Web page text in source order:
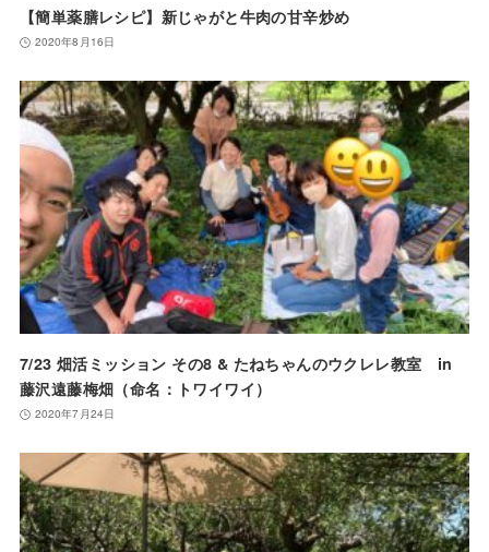
【簡単薬膳レシピ】新じゃがと牛肉の甘辛炒め
2020年8月16日
7/23 畑活ミッション その8 & たねちゃんのウクレレ教室 in
藤沢遠藤梅畑（命名：トワイワイ）
2020年7月24日